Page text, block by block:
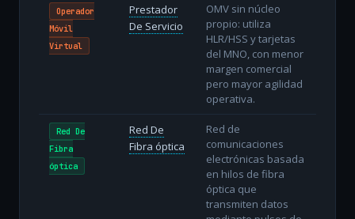
Operador
Móvil
Virtual
Prestador
De Servicio
OMV sin núcleo
propio: utiliza
HLR/HSS y tarjetas
del MNO, con menor
margen comercial
pero mayor agilidad
operativa.
Red De
Fibra
óptica
Red De
Fibra óptica
Red de
comunicaciones
electrónicas basada
en hilos de fibra
óptica que
transmiten datos